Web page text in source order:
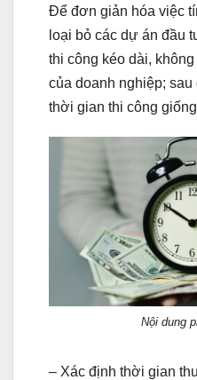
Để đơn giản hóa việc
loại bỏ các dự án đầu
thi công kéo dài,
của doanh nghiệp;
thời gian thi công
Nội dung
– Xác định thời gian